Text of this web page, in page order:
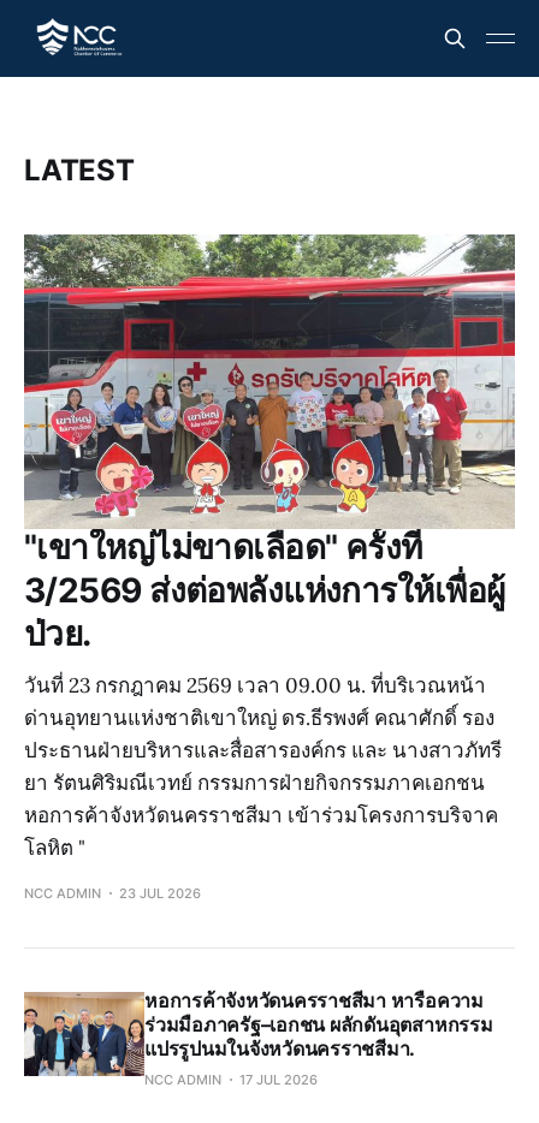
LATEST
"เขาใหญ่ไม่ขาดเลือด" ครั้งที่
3/2569 ส่งต่อพลังแห่งการให้เพื่อผู้
ป่วย.
วันที่ 23 กรกฎาคม 2569 เวลา 09.00 น. ที่บริเวณหน้า
ด่านอุทยานแห่งชาติเขาใหญ่ ดร.ธีรพงศ์ คณาศักดิ์ รอง
ประธานฝ่ายบริหารและสื่อสารองค์กร และ นางสาวภัทรี
ยา รัตนศิริมณีเวทย์ กรรมการฝ่ายกิจกรรมภาคเอกชน
หอการค้าจังหวัดนครราชสีมา เข้าร่วมโครงการบริจาค
โลหิต "
NCC ADMIN 23 JUL 2026
หอการค้าจังหวัดนครราชสีมา หารือความ
ร่วมมือภาครัฐ–เอกชน ผลักดันอุตสาหกรรม
แปรรูปนมในจังหวัดนครราชสีมา.
NCC ADMIN 17 JUL 2026